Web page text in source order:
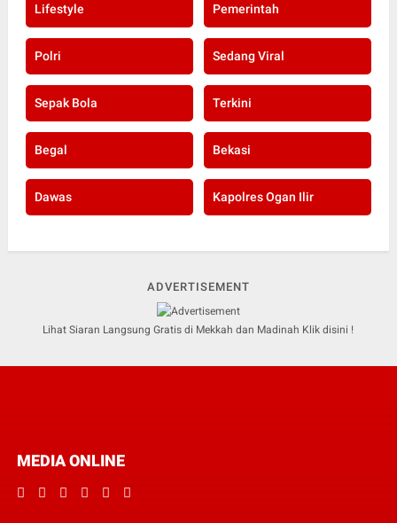
Lifestyle Pemerintah
Polri Sedang Viral
Sepak Bola Terkini
Begal Bekasi
Dawas Kapolres Ogan Ilir
ADVERTISEMENT
Lihat Siaran Langsung Gratis di Mekkah dan Madinah Klik disini !
MEDIA ONLINE